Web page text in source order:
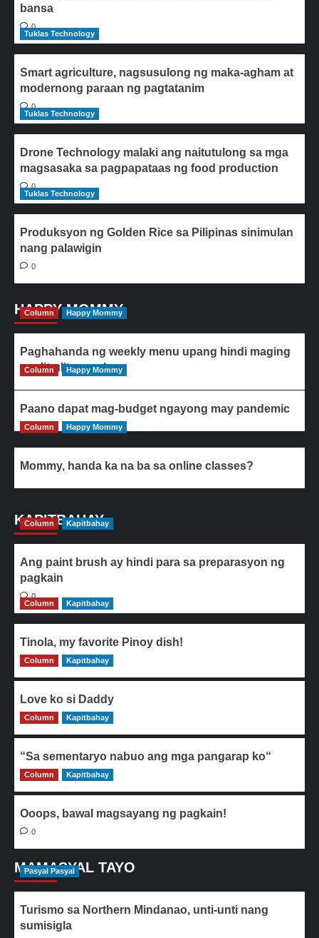
bansa
0
Tuklas Technology
Smart agriculture, nagsusulong ng maka-agham at
modernong paraan ng pagtatanim
0
Tuklas Technology
Drone Technology malaki ang naitutulong sa mga
magsasaka sa pagpapataas ng food production
0
Tuklas Technology
Produksyon ng Golden Rice sa Pilipinas sinimulan
nang palawigin
0
HAPPY MOMMY
Column Happy Mommy
Paghahanda ng weekly menu upang hindi maging
paulit-ulit ang ulam
Column Happy Mommy
Paano dapat mag-budget ngayong may pandemic
Column Happy Mommy
Mommy, handa ka na ba sa online classes?
KAPITBAHAY
Column Kapitbahay
Ang paint brush ay hindi para sa preparasyon ng
pagkain
0
Column
Kapitbahay
Tinola, my favorite Pinoy dish!
0
Column Kapitbahay
Love ko si Daddy
0
Column Kapitbahay
“Sa sementaryo nabuo ang mga pangarap ko“
0
Column Kapitbahay
Ooops, bawal magsayang ng pagkain!
0
MAMASYAL TAYO
Pasyal Pasyal
Turismo sa Northern Mindanao, unti-unti nang
sumisigla